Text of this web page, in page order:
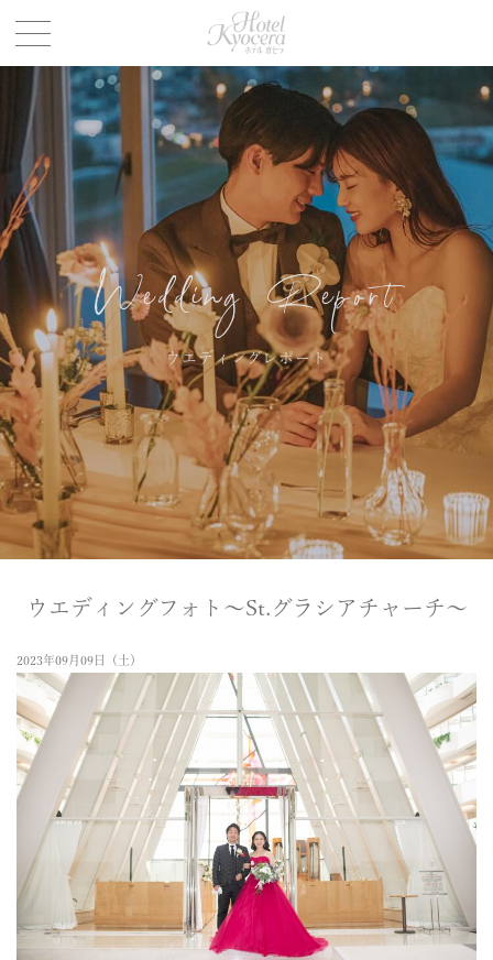
Wedding Report
ウエディングレポート
ウエディングフォト～St.グラシアチャーチ～
2023年09月09日（土）